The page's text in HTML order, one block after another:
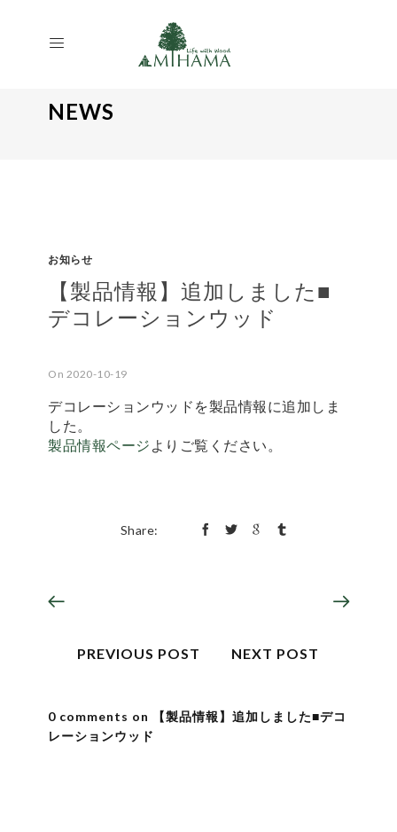
NEWS
お知らせ
【製品情報】追加しました■
デコレーションウッド
On 2020-10-19
デコレーションウッドを製品情報に追加しま
した。
製品情報ページ よりご覧ください。
Share:
PREVIOUS POST NEXT POST
0 comments on 【製品情報】追加しました■デコ
レーションウッド